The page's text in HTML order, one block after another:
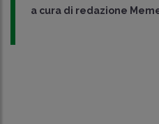
a cura di redazione